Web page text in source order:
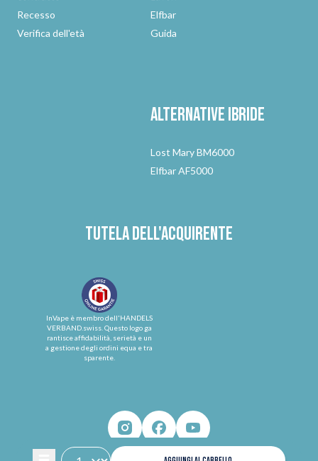
Recesso
Verifica dell'età
Elfbar
Guida
Alternativeibride
Lost Mary BM6000
Elfbar AF5000
Tutela dell'acquirente
InVape è membro dell'HANDELS
VERBAND.swiss. Questo logo ga
rantisce affidabilità, serietà e un
a gestione degli ordini equa e tra
sparente.